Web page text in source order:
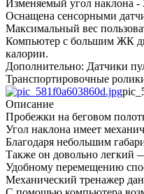
Изменяемый угол наклона -
Оснащена сенсорными
Максимальный вес
Компьютер с большим ЖК
калории.
Дополнительно: Датчики
Транспортировочные
Описание
Пробежки на беговом
Угол наклона имеет
Благодаря небольшим
Также он довольно легкий
Удобному перемещению
Механический тренажер